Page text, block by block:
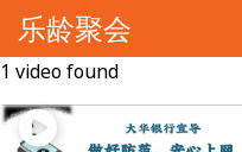
乐龄聚会
1 video found